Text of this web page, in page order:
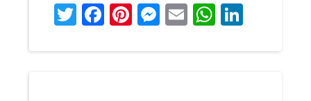
Twitter
Facebook
Pinterest
Messenger
Email